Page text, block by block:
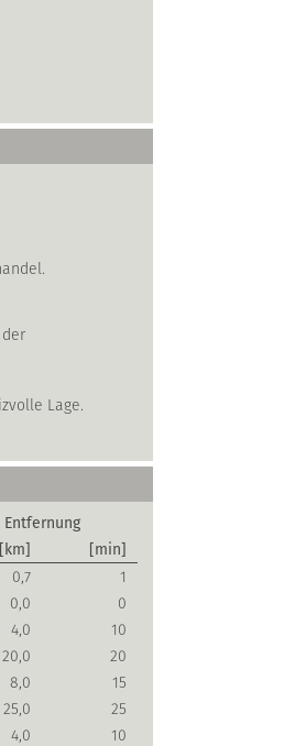
Lage.
Entfernung
[km]
[min]
0,7
1
0,0
0
4,0
10
20,0
20
8,0
15
25,0
25
4,0 10